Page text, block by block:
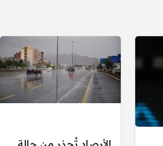
الأرصاد تُحذر من حالة